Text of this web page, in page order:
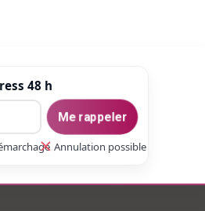
48 h
Me rappeler
Annulation possible